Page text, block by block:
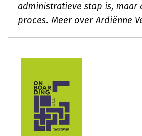
administratieve stap is, maar
proces. Meer over Ardiënne